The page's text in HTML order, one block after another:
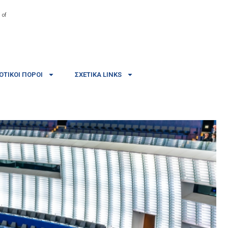
of
ΠΌΡΟΙ ΣΧΕΤΙΚΆ LINKS